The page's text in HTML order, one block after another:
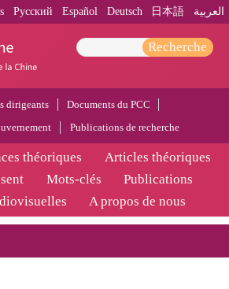
Pусский Español Deutsch 日本語 العربية
Recherche
dirigeants
Documents du PCC
Publications de recherche
théoriques
Articles théoriques
Mots-clés
Publications
A propos de nous